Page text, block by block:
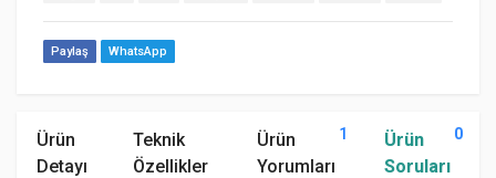
Paylaş WhatsApp
Ürün
Detayı
Teknik
Özellikler
Ürün
Yorumları
1
Ürün
Soruları
0